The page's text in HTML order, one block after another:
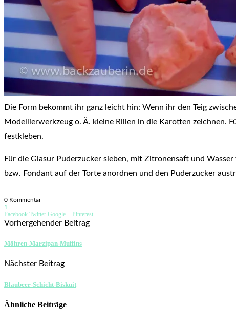
Die Form bekommt ihr ganz leicht hin: Wenn ihr den Teig
Modellierwerkzeug o. Ä. kleine Rillen in die Karotten zeichnen.
festkleben.
Für die Glasur Puderzucker sieben, mit Zitronensaft und
bzw. Fondant auf der Torte anordnen und den Puderzucker
0 Kommentar
1
Facebook Twitter Google + Pinterest
Vorhergehender Beitrag
Möhren-Marzipan-Muffins
Nächster Beitrag
Blaubeer-Schicht-Biskuit
Ähnliche Beiträge